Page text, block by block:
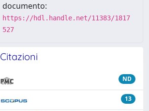
documento:
https://hdl.handle.net/11383/1817
527
Citazioni
ND
13